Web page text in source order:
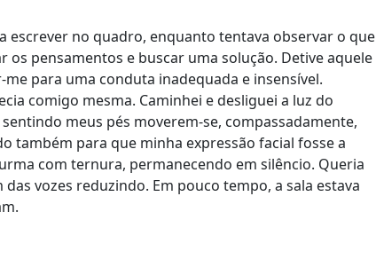
escrever no quadro, enquanto tentava observar o que
os pensamentos e buscar uma solução. Detive aquele
para uma conduta inadequada e insensível.
comigo mesma. Caminhei e desliguei a luz do
meus pés moverem-se, compassadamente,
também para que minha expressão facial fosse a
com ternura, permanecendo em silêncio. Queria
vozes reduzindo. Em pouco tempo, a sala estava